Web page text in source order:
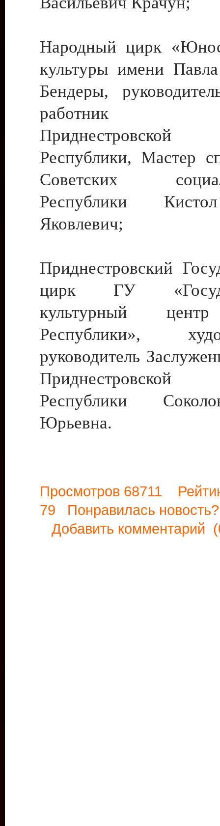
Народный цирк
культуры имени
Бендеры,
работник
Приднестровской
Республики, Мастер
Советских
Республики
Яковлевич;
Приднестровский
цирк ГУ
культурный
Республики»,
руководитель
Приднестровской
Республики
Юрьевна.
Просмотров 68711
79 Понравилась
Добавить комментарий